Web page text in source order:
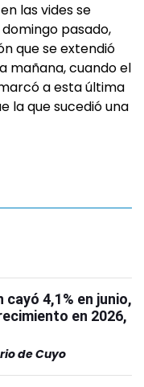
las vides se
pasado,
que se extendió
mañana, cuando el
a esta última
la que sucedió una
4,1% en junio,
en 2026,
de Cuyo